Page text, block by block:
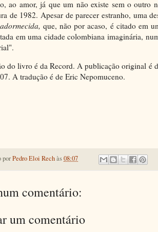
ao amor, já que um não existe sem o outro
de 1982. Apesar de parecer estranho, uma
que, não por acaso, é citado em
em uma cidade colombiana imaginária,
do livro é da Record. A publicação original é
A tradução é de Eric Nepomuceno.
porPedro Eloi Rechàs08:07
comentário:
um comentário